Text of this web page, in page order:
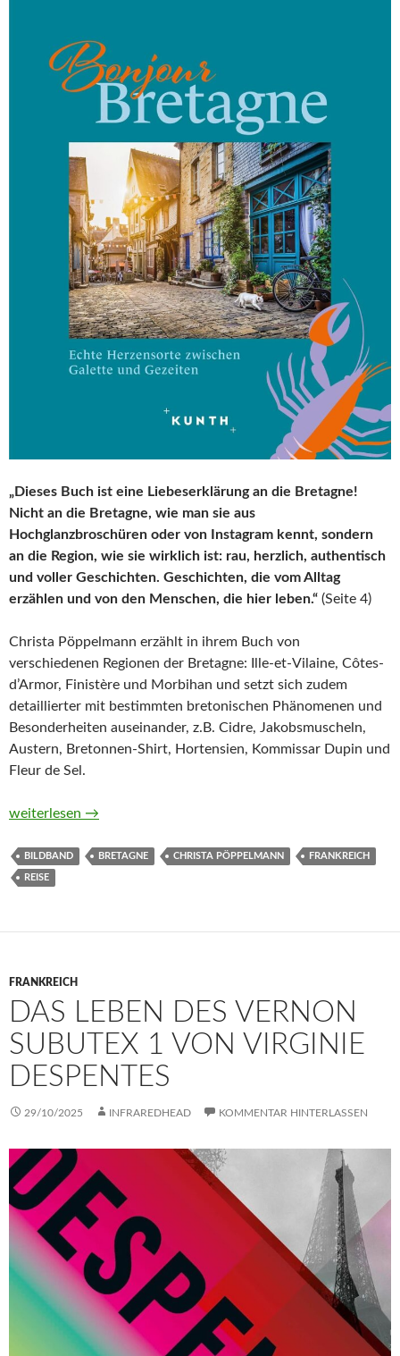
„Dieses Buch ist eine Liebeserklärung an die Bretagne!
Nicht an die Bretagne, wie man sie aus
Hochglanzbroschüren oder von Instagram kennt, sondern
an die Region, wie sie wirklich ist: rau, herzlich, authentisch
und voller Geschichten. Geschichten, die vom Alltag
erzählen und von den Menschen, die hier leben.“ (Seite 4)
Christa Pöppelmann erzählt in ihrem Buch von
verschiedenen Regionen der Bretagne: Ille-et-Vilaine, Côtes-
d’Armor, Finistère und Morbihan und setzt sich zudem
detaillierter mit bestimmten bretonischen Phänomenen und
Besonderheiten auseinander, z.B. Cidre, Jakobsmuscheln,
Austern, Bretonnen-Shirt, Hortensien, Kommissar Dupin und
Fleur de Sel.
Bonjour Bretagne. Echte Herzensorte zwischen Galette und
weiterlesen →
BILDBAND BRETAGNE CHRISTA PÖPPELMANN FRANKREICH
REISE
FRANKREICH
DAS LEBEN DES VERNON
SUBUTEX 1 VON VIRGINIE
DESPENTES
29/10/2025 INFRAREDHEAD KOMMENTAR HINTERLASSEN